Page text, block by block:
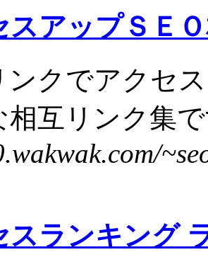
スアップＳＥ
ンクでアクセ
相互リンク集
スランキング